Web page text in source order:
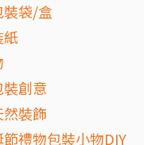
裝袋/盒
紙
創意
裝飾
禮物包裝小物DIY